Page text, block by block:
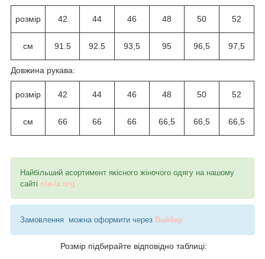
розмір 42 44 46 48 50 52
см 91.5 92.5 93,5 95 96,5 97,5
Довжина рукава:
розмір 42 44 46 48 50 52
см 66 66 66 66,5 66,5 66,5
Найбільший асортимент якісного жіночого одягу на нашому
сайті ola-la.org
Замовлення можна оформити через Вайбер
Розмір підбирайте відповідно таблиці: